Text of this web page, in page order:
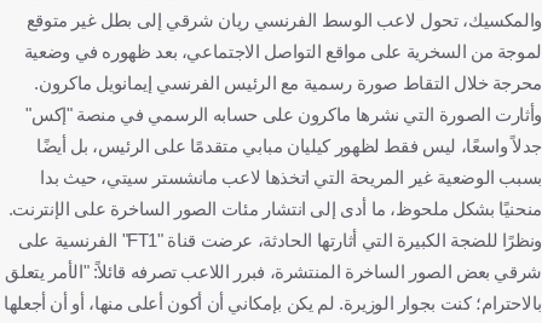
والمكسيك، تحول لاعب الوسط الفرنسي ريان شرقي إلى بطل غير متوقع
لموجة من السخرية على مواقع التواصل الاجتماعي، بعد ظهوره في وضعية
محرجة خلال التقاط صورة رسمية مع الرئيس الفرنسي إيمانويل ماكرون.
وأثارت الصورة التي نشرها ماكرون على حسابه الرسمي في منصة "إكس"
جدلاً واسعًا، ليس فقط لظهور كيليان مبابي متقدمًا على الرئيس، بل أيضًا
بسبب الوضعية غير المريحة التي اتخذها لاعب مانشستر سيتي، حيث بدا
منحنيًا بشكل ملحوظ، ما أدى إلى انتشار مئات الصور الساخرة على الإنترنت.
ونظرًا للضجة الكبيرة التي أثارتها الحادثة، عرضت قناة "FT1" الفرنسية على
شرقي بعض الصور الساخرة المنتشرة، فبرر اللاعب تصرفه قائلاً: "الأمر يتعلق
بالاحترام؛ كنت بجوار الوزيرة. لم يكن بإمكاني أن أكون أعلى منها، أو أن أجعلها